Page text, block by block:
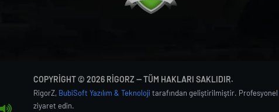
COPYRIGHT © 2026 RIGORZ — TÜM HAKLARI SAKLIDIR.
RigorZ, BubiSoft Yazılım & Teknoloji tarafından geliştirilmiştir. Profesyonel
ziyaret edin.